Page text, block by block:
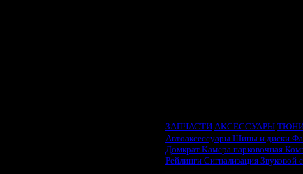
ЗАПЧАСТИ АКСЕССУАРЫ
Автоаксессуары Шины и диски
Домкрат Камера парковочная
Рейлинги Сигнализация Звуковой